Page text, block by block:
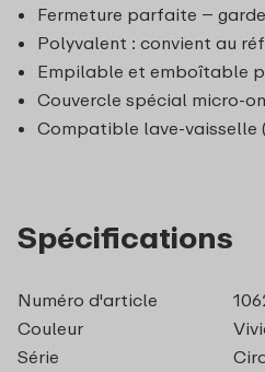
Fermeture parfaite –
Polyvalent : convient au
Empilable et emboîtable
Couvercle spécial micro-
Compatible lave-vaisselle
Spécifications
Numéro d'article
Couleur
Série